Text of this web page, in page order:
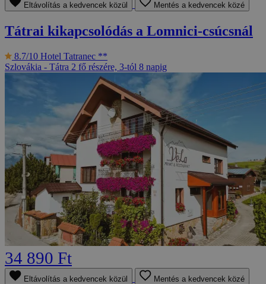
Eltávolítás a kedvencek közül Mentés a kedvencek közé
Tátrai kikapcsolódás a Lomnici-csúcsnál
8.7/10 Hotel Tatranec **
Szlovákia - Tátra 2 fő részére, 3-tól 8 napig
34 890 Ft
Eltávolítás a kedvencek közül Mentés a kedvencek közé